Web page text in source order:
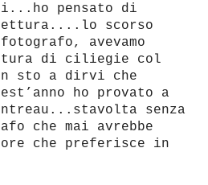
pensato di
scorso
avevamo
di ciliegie col
sto a dirvi che
ho provato a
senza
che mai avrebbe
che preferisce in